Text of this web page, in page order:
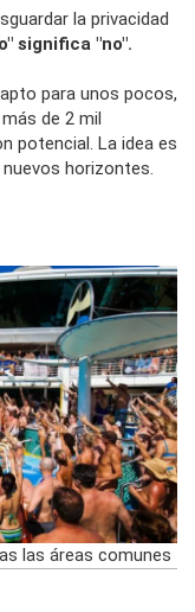
la privacidad
significa "no".
para unos pocos,
de 2 mil
potencial. La idea es
horizontes.
las áreas comunes